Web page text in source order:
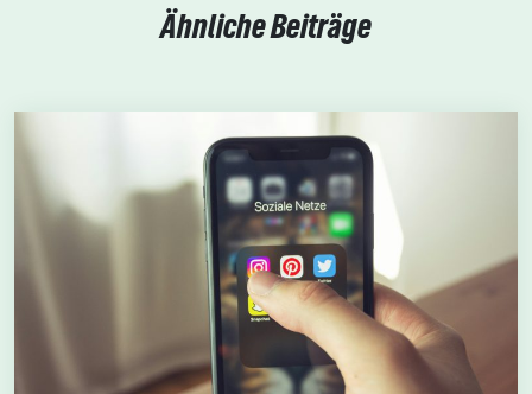
Ähnliche Beiträge